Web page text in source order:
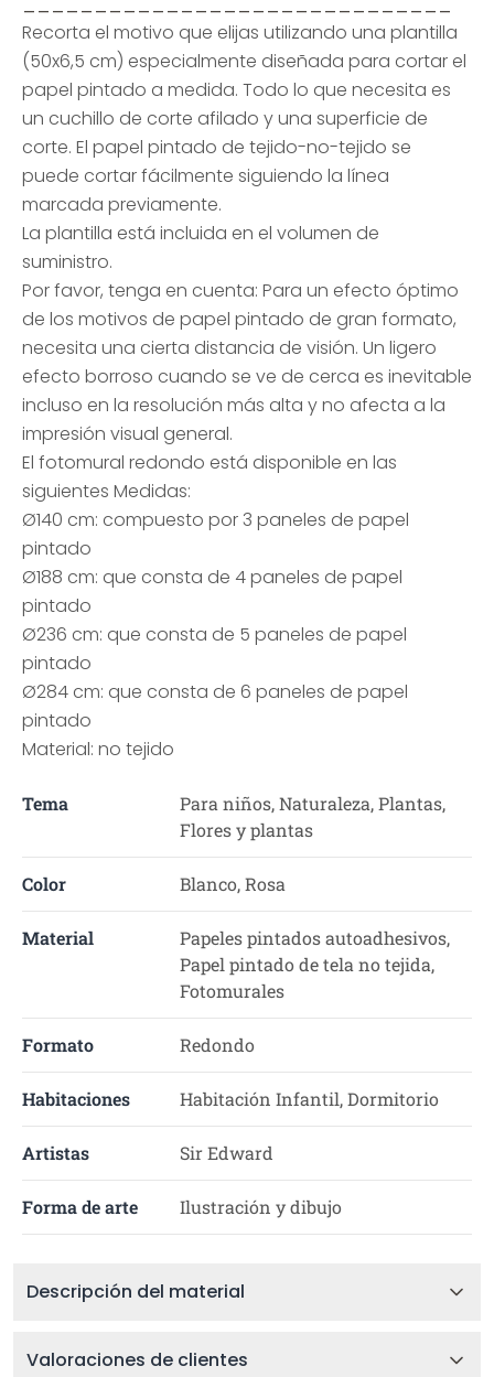
Recorta el motivo que elijas utilizando una plantilla
(50x6,5 cm) especialmente diseñada para cortar el
papel pintado a medida. Todo lo que necesita es
un cuchillo de corte afilado y una superficie de
corte. El papel pintado de tejido-no-tejido se
puede cortar fácilmente siguiendo la línea
marcada previamente.
La plantilla está incluida en el volumen de
suministro.
Por favor, tenga en cuenta: Para un efecto óptimo
de los motivos de papel pintado de gran formato,
necesita una cierta distancia de visión. Un ligero
efecto borroso cuando se ve de cerca es inevitable
incluso en la resolución más alta y no afecta a la
impresión visual general.
El fotomural redondo está disponible en las
siguientes Medidas:
Ø140 cm: compuesto por 3 paneles de papel
pintado
Ø188 cm: que consta de 4 paneles de papel
pintado
Ø236 cm: que consta de 5 paneles de papel
pintado
Ø284 cm: que consta de 6 paneles de papel
pintado
Material: no tejido
Tema
Para niños, Naturaleza, Plantas,
Flores y plantas
Color Blanco, Rosa
Material
Papeles pintados autoadhesivos,
Papel pintado de tela no tejida,
Fotomurales
Formato Redondo
Habitaciones Habitación Infantil, Dormitorio
Artistas Sir Edward
Forma de arte Ilustración y dibujo
Descripción del material
Valoraciones de clientes